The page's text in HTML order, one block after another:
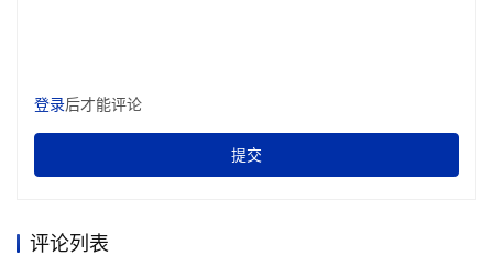
登录后才能评论
提交
评论列表